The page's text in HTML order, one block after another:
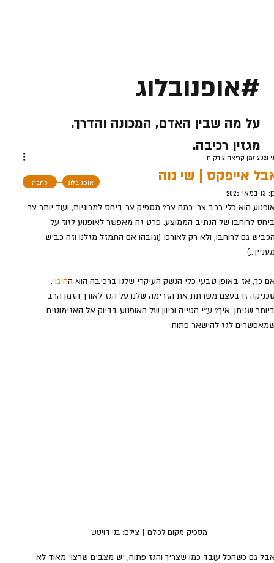
אייפקס | שי נוה
זמן קריאה 2 דקות
13 במאי 2025
הוא כלי רכב צר. כמה צר? מספיק צר ביחס למכוניות, ועוד יותר צר
לרוחבו של הנתיב הממוצע. פרט זה מאפשר לאופנוע לזוז על
גם לרוחבו, ולא רק לאורכו (וגובהו אם התמזל מזלנו וזה כביש
כך, אז באופן טבעי כלי הנשק העיקרי שלנו ברכיבה הוא ההיגוי
זו בעצם משרתת את הזרימה שלנו על הגז לאורך הזמן הרב
שניתן. איך? ע״י הטייה וכיוון של האופנוע בדיוק אל האזימוטים
לגז להישאר פתוח.
מספיק מקום לכולם | צילם: בני דויטש
גם כשהכל עובד כמו שצריך והגז פתוח, יש מצבים שרצוי מאוד לא
כתבה אופנובלוג
#אופנובלוג
על מה שבין האדם, המכונה והדרך.
מגזין רכיבה.